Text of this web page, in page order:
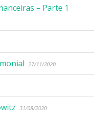
– Parte 1
27/11/2020
31/08/2020